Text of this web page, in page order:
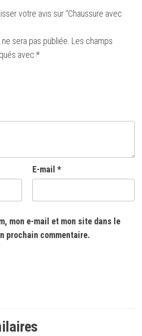
votre avis sur “Chaussure avec
sera pas publiée. Les champs
avec *
E-mail *
mon e-mail et mon site dans le
prochain commentaire.